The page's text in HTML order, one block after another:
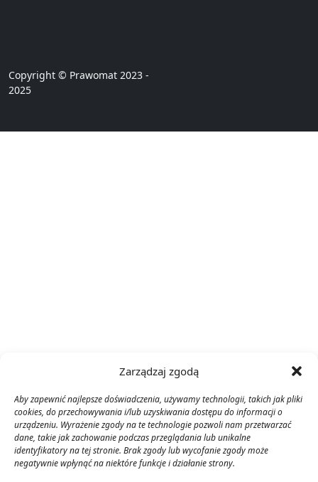
Zarządzaj zgodą
Aby zapewnić najlepsze doświadczenia, używamy technologii, takich jak pliki
cookies, do przechowywania i/lub uzyskiwania dostępu do informacji o
urządzeniu. Wyrażenie zgody na te technologie pozwoli nam przetwarzać
dane, takie jak zachowanie podczas przeglądania lub unikalne
identyfikatory na tej stronie. Brak zgody lub wycofanie zgody może
negatywnie wpłynąć na niektóre funkcje i działanie strony.
Copyright © Prawomat 2023 -
2025